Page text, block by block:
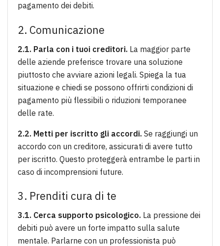
pagamento dei debiti.
2. Comunicazione
2.1. Parla con i tuoi creditori. La maggior parte
delle aziende preferisce trovare una soluzione
piuttosto che avviare azioni legali. Spiega la tua
situazione e chiedi se possono offrirti condizioni di
pagamento più flessibili o riduzioni temporanee
delle rate.
2.2. Metti per iscritto gli accordi. Se raggiungi un
accordo con un creditore, assicurati di avere tutto
per iscritto. Questo proteggerà entrambe le parti in
caso di incomprensioni future.
3. Prenditi cura di te
3.1. Cerca supporto psicologico. La pressione dei
debiti può avere un forte impatto sulla salute
mentale. Parlarne con un professionista può